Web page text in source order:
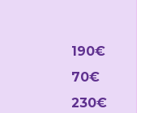
190€
70€
230€